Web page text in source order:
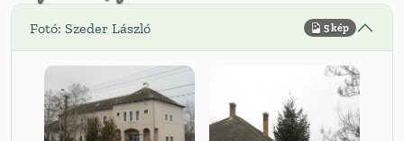
Fotó: Szeder László 5 kép